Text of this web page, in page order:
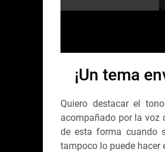
¡Un tema
Quiero destacar el
acompañado por la voz
de esta forma cuando
tampoco lo puede hacer